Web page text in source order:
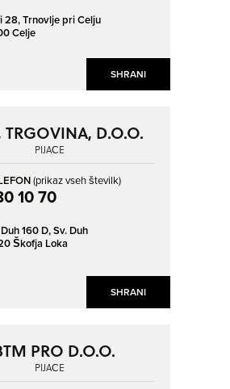
SHRANI
28,Trnovlje pri Celju
Celje
SHRANI
TRGOVINA, D.O.O.
PIJAČE
(prikaz vseh številk)
10 70
160 D,Sv. Duh
Škofja Loka
PRO D.O.O.
PIJAČE